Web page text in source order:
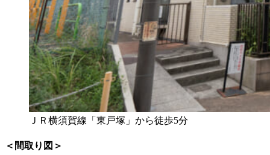
ＪＲ横須賀線「東戸塚」から徒歩5分
＜間取り図＞